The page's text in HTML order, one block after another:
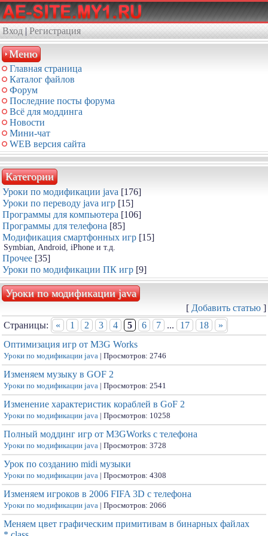
Вход | Регистрация
Меню
Главная страница
Каталог файлов
Форум
Последние посты форума
Всё для моддинга
Новости
Мини-чат
WEB версия сайта
Категории
Уроки по модификации java [176]
Уроки по переводу java игр [15]
Программы для компьютера [106]
Программы для телефона [85]
Модификация смартфонных игр [15]
Symbian, Android, iPhone и т.д.
Прочее [35]
Уроки по модификации ПК игр [9]
Уроки по модификации java
[ Добавить статью ]
Страницы:
« 1 2 3 4 5 6 7 ... 17 18
»
Оптимизация игр от M3G Works
Уроки по модификации java | Просмотров: 2746
Изменяем музыку в GOF 2
Уроки по модификации java | Просмотров: 2541
Изменение характеристик кораблей в GoF 2
Уроки по модификации java | Просмотров: 10258
Полный моддинг игр от M3GWorks с телефона
Уроки по модификации java | Просмотров: 3728
Урок по созданию midi музыки
Уроки по модификации java | Просмотров: 4308
Изменяем игроков в 2006 FIFA 3D с телефона
Уроки по модификации java | Просмотров: 2066
Меняем цвет графическим примитивам в бинарных файлах